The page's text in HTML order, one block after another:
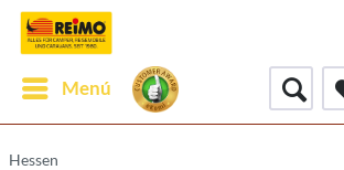
Menú
Hessen